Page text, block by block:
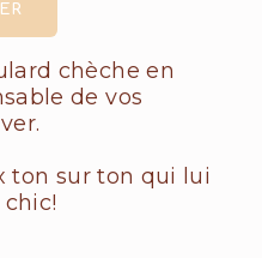
chèche en
de vos
ton sur ton qui lui